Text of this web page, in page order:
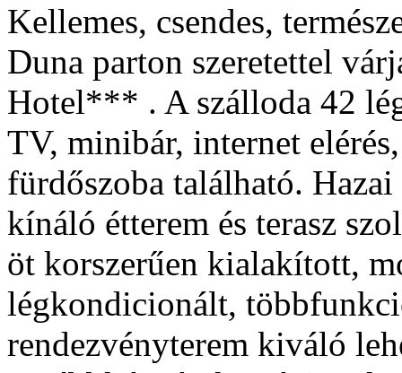
Kellemes, csendes,
Duna parton szeretettel
Hotel*** . A szálloda 42
TV, minibár, internet
fürdőszoba található.
kínáló étterem és terasz
öt korszerűen kialakított,
légkondicionált,
rendezvényterem kiváló